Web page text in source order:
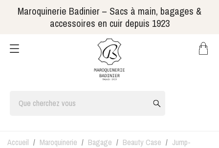
Maroquinerie Badinier – Sacs à main, bagages &
accessoires en cuir depuis 1923
Accueil Maroquinerie Bagage Beauty Case
Jump-